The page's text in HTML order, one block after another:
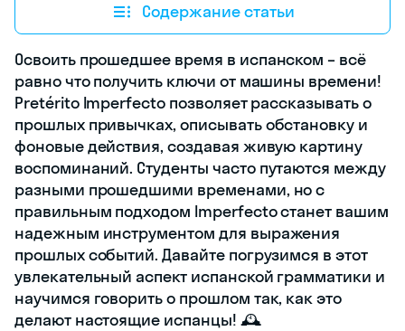
Содержание статьи
Освоить прошедшее время в испанском – всё
равно что получить ключи от машины времени!
Pretérito Imperfecto позволяет рассказывать о
прошлых привычках, описывать обстановку и
фоновые действия, создавая живую картину
воспоминаний. Студенты часто путаются между
разными прошедшими временами, но с
правильным подходом Imperfecto станет вашим
надежным инструментом для выражения
прошлых событий. Давайте погрузимся в этот
увлекательный аспект испанской грамматики и
научимся говорить о прошлом так, как это
делают настоящие испанцы! 🕰️